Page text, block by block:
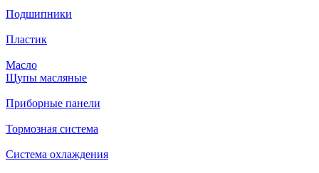
Подшипники
Пластик
Масло
Щупы масляные
Приборные панели
Тормозная система
Система охлаждения